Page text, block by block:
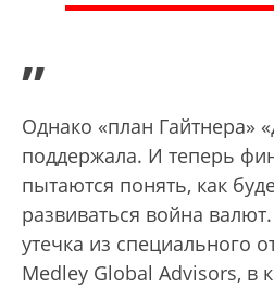
”
Однако «план Гайтнера»
поддержала. И теперь
пытаются понять, как
развиваться война
утечка из специального
Medley Global Advisors, в